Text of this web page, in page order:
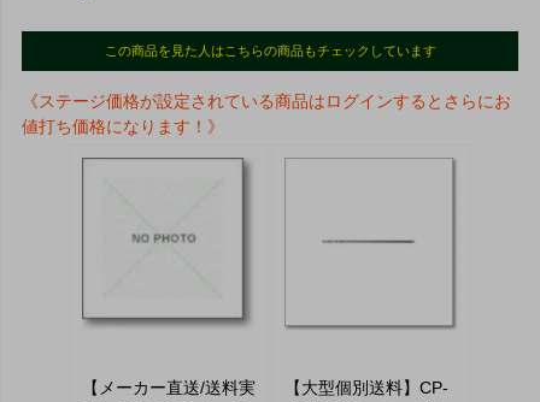
この商品を見た人はこちらの商品もチェックしています
《ステージ価格が設定されている商品はログインするとさらにお
値打ち価格になります！》
【メーカー直送/送料実
【大型個別送料】CP-